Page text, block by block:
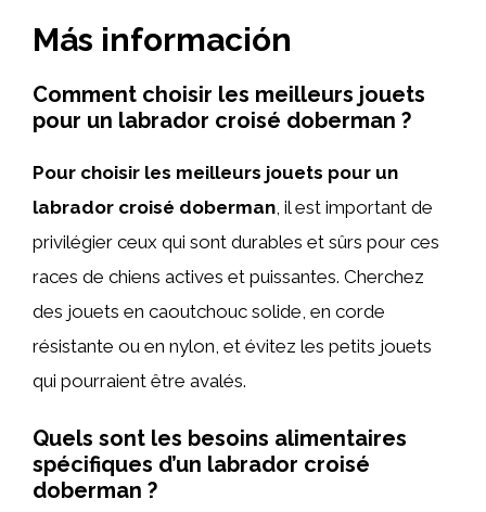
Más información
Comment choisir les meilleurs jouets
pour un labrador croisé doberman ?
Pour choisir les meilleurs jouets pour un
labrador croisé doberman , il est important de
privilégier ceux qui sont durables et sûrs pour ces
races de chiens actives et puissantes. Cherchez
des jouets en caoutchouc solide, en corde
résistante ou en nylon, et évitez les petits jouets
qui pourraient être avalés.
Quels sont les besoins alimentaires
spécifiques d’un labrador croisé
doberman ?